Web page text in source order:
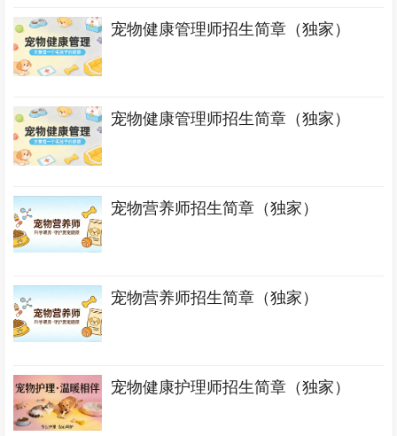
宠物健康管理师招生简章（独家）
宠物健康管理师招生简章（独家）
宠物营养师招生简章（独家）
宠物营养师招生简章（独家）
宠物健康护理师招生简章（独家）